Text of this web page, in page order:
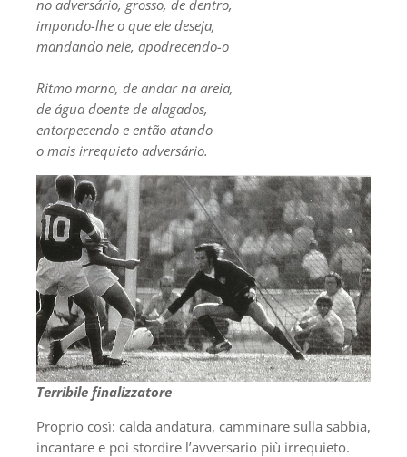
no adversário, grosso, de dentro,
impondo-lhe o que ele deseja,
mandando nele, apodrecendo-o
Ritmo morno, de andar na areia,
de água doente de alagados,
entorpecendo e então atando
o mais irrequieto adversário.
Terribile finalizzatore
Proprio così: calda andatura, camminare sulla sabbia,
incantare e poi stordire l’avversario più irrequieto.